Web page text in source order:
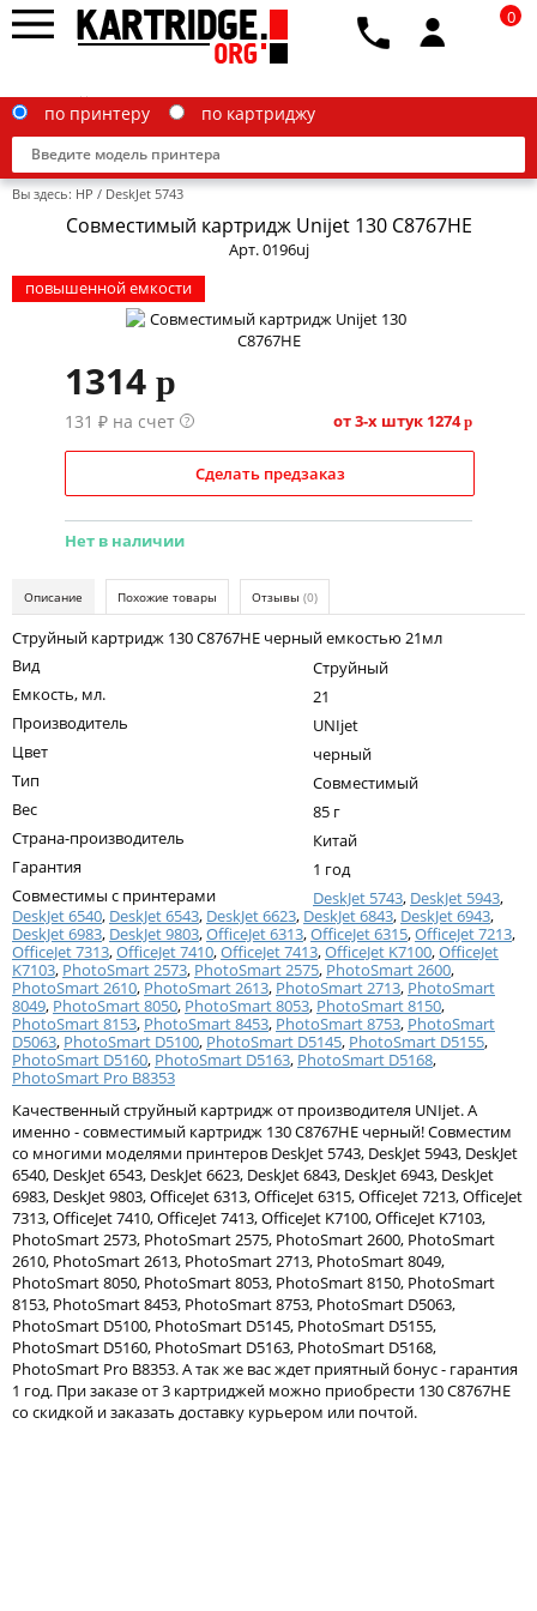
Brother
Epson
G&G
Kodak
Konica Minolta
Kyocera
OKI
Samsung
Sharp
Toshiba
Xerox
Для франкировальной машины
Ленточные картриджи
Тонер и девелопер
по принтеру по картриджу
0
Вы здесь: HP / DeskJet 5743
Совместимый картридж Unijet 130 C8767HE
Арт. 0196uj
повышенной емкости
1314 p
131 ₽ на счет ? от 3-х штук 1274p
Сделать предзаказ
Нет в наличии
Описание Похожие товары Отзывы (0)
Струйный картридж 130 C8767HE черный емкостью 21мл
Вид
Струйный
Емкость, мл.
21
Производитель
UNIjet
Цвет
черный
Тип
Совместимый
Вес
85 г
Страна-производитель
Китай
Гарантия
1 год
Совместимы с принтерами
DeskJet 5743, DeskJet 5943,
DeskJet 6540, DeskJet 6543, DeskJet 6623, DeskJet 6843, DeskJet 6943,
DeskJet 6983, DeskJet 9803,OfficeJet 6313,OfficeJet 6315,OfficeJet 7213,
OfficeJet 7313,OfficeJet 7410,OfficeJet 7413,OfficeJet K7100,OfficeJet
K7103, PhotoSmart 2573, PhotoSmart 2575, PhotoSmart 2600,
PhotoSmart 2610, PhotoSmart 2613, PhotoSmart 2713, PhotoSmart
8049, PhotoSmart 8050, PhotoSmart 8053, PhotoSmart 8150,
PhotoSmart 8153, PhotoSmart 8453, PhotoSmart 8753, PhotoSmart
D5063, PhotoSmart D5100, PhotoSmart D5145, PhotoSmart D5155,
PhotoSmart D5160, PhotoSmart D5163, PhotoSmart D5168,
PhotoSmart Pro B8353
Качественный струйный картридж от производителя UNIjet. А
именно - совместимый картридж 130 C8767HE черный! Совместим
со многими моделями принтеров DeskJet 5743, DeskJet 5943, DeskJet
6540, DeskJet 6543, DeskJet 6623, DeskJet 6843, DeskJet 6943, DeskJet
6983, DeskJet 9803, OfficeJet 6313, OfficeJet 6315, OfficeJet 7213, OfficeJet
7313, OfficeJet 7410, OfficeJet 7413, OfficeJet K7100, OfficeJet K7103,
PhotoSmart 2573, PhotoSmart 2575, PhotoSmart 2600, PhotoSmart
2610, PhotoSmart 2613, PhotoSmart 2713, PhotoSmart 8049,
PhotoSmart 8050, PhotoSmart 8053, PhotoSmart 8150, PhotoSmart
8153, PhotoSmart 8453, PhotoSmart 8753, PhotoSmart D5063,
PhotoSmart D5100, PhotoSmart D5145, PhotoSmart D5155,
PhotoSmart D5160, PhotoSmart D5163, PhotoSmart D5168,
PhotoSmart Pro B8353. А так же вас ждет приятный бонус - гарантия
1 год. При заказе от 3 картриджей можно приобрести 130 C8767HE
со скидкой и заказать доставку курьером или почтой.